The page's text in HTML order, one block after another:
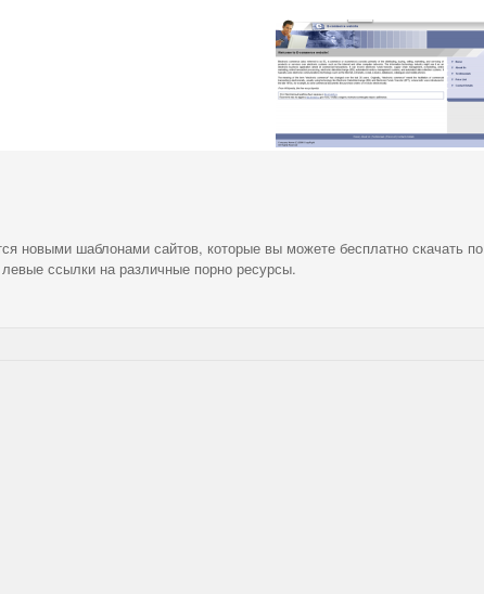
новыми шаблонами сайтов, которые вы можете бесплатно скачать по
ссылки на различные порно ресурсы.